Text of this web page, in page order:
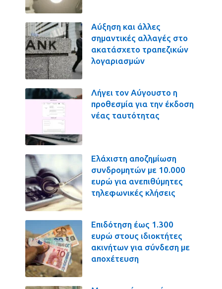
Αύξηση και άλλες
σημαντικές αλλαγές στο
ακατάσχετο τραπεζικών
λογαριασμών
Λήγει τον Αύγουστο η
προθεσμία για την έκδοση
νέας ταυτότητας
Ελάχιστη αποζημίωση
συνδρομητών με 10.000
ευρώ για ανεπιθύμητες
τηλεφωνικές κλήσεις
Επιδότηση έως 1.300
ευρώ στους ιδιοκτήτες
ακινήτων για σύνδεση με
αποχέτευση